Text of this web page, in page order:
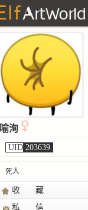
喻洵
UID 203639
死人
收 藏
私 信